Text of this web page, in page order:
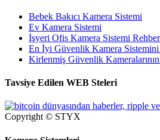
Bebek Bakıcı Kamera Sistemi
Ev Kamera Sistemi
İşyeri Ofis Kamera Sistemi
En İyi Güvenlik Kamera Sistemini
Kirlenmiş Güvenlik
Tavsiye Edilen WEB Steleri
Copyright © STYX